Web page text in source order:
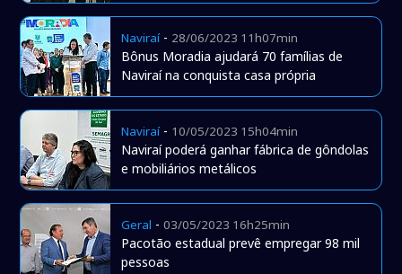
Naviraí- 28/06/2023 11h07min
Bônus Moradia ajudará 70 famílias de
Naviraí na conquista casa própria
Naviraí- 10/05/2023 15h04min
Naviraí poderá ganhar fábrica de gôndolas
e mobiliários metálicos
Geral -03/05/2023 16h25min
Pacotão estadual prevê empregar 98 mil
pessoas